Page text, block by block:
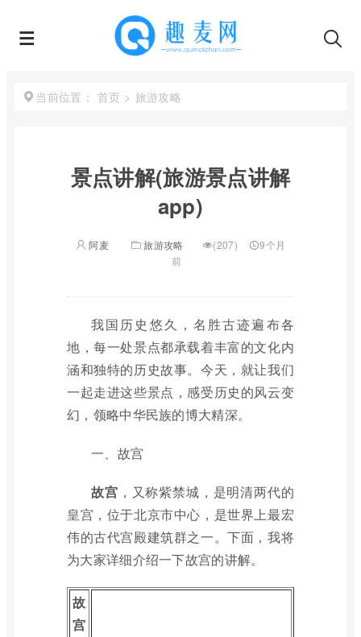
当前位置： 首页 > 旅游攻略
景点讲解(旅游景点讲解
app)
阿麦 旅游攻略 (207)
9个月
前
我国历史悠久，名胜古迹遍布各
地，每一处景点都承载着丰富的文化内
涵和独特的历史故事。今天，就让我们
一起走进这些景点，感受历史的风云变
幻，领略中华民族的博大精深。
一、故宫
故宫 ，又称紫禁城，是明清两代的
皇宫，位于北京市中心，是世界上最宏
伟的古代宫殿建筑群之一。下面，我将
为大家详细介绍一下故宫的讲解。
故
宫